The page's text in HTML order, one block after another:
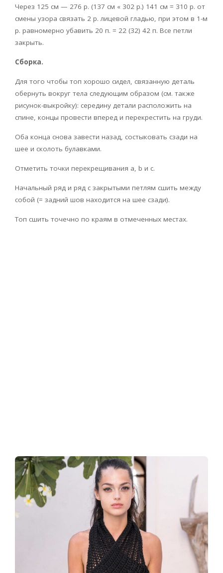
Через 125 см — 276 р. (137 см « 302 р.) 141 см = 310 р. от
смены узора связать 2 р. лицевой гладью, при этом в 1-м
р. равномерно убавить 20 п. = 22 (32) 42 п. Все петли
закрыть.
Сборка.
Для того чтобы топ хорошо сидел, связанную деталь
обернуть вокруг тела следующим образом (см. также
рисунок-выкройку): середину детали расположить на
спине, концы провести вперед и перекрестить на груди.
Оба конца снова завести назад, состыковать сзади на
шее и сколоть булавками.
Отметить точки перекрещивания а, b и с.
Начальный ряд и ряд с закрытыми петлям сшить между
собой (= задний шов находится на шее сзади).
Топ сшить точечно по краям в отмеченных местах.